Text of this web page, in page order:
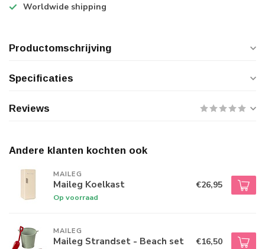
Worldwide shipping
Productomschrijving
Specificaties
Reviews
Andere klanten kochten ook
MAILEG
Maileg Koelkast
Op voorraad
€26,95
MAILEG
Maileg Strandset - Beach set €16,50